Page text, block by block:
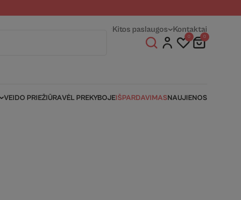
Fizinės parduotuvėsKitos paslaugos Kontaktai
0 0
VEIDO PRIEŽIŪRAVĖL PREKYBOJEIŠPARDAVIMASNAUJIENOS